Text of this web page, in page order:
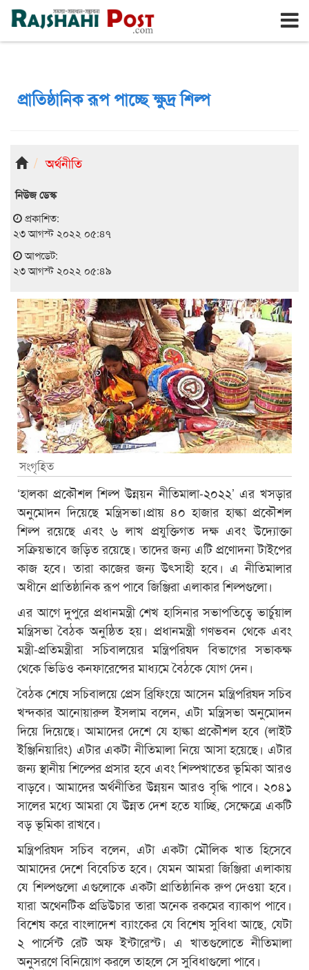
রাজশাহী রবিবার, ৯ই আগস্ট ২০২৬, ২৬শে শ্রাবণ ১৪৩৩
প্রাতিষ্ঠানিক রূপ পাচ্ছে ক্ষুদ্র শিল্প
অর্থনীতি
নিউজ ডেস্ক
প্রকাশিত:
২৩ আগস্ট ২০২২ ০৫:৪৭
আপডেট:
২৩ আগস্ট ২০২২ ০৫:৪৯
সংগৃহিত
‘হালকা প্রকৌশল শিল্প উন্নয়ন নীতিমালা-২০২২’ এর খসড়ার
অনুমোদন দিয়েছে মন্ত্রিসভা।প্রায় ৪০ হাজার হাল্কা প্রকৌশল
শিল্প রয়েছে এবং ৬ লাখ প্রযুক্তিগত দক্ষ এবং উদ্যোক্তা
সক্রিয়ভাবে জড়িত রয়েছে। তাদের জন্য এটি প্রণোদনা টাইপের
কাজ হবে। তারা কাজের জন্য উৎসাহী হবে। এ নীতিমালার
অধীনে প্রাতিষ্ঠানিক রূপ পাবে জিঞ্জিরা এলাকার শিল্পগুলো।
এর আগে দুপুরে প্রধানমন্ত্রী শেখ হাসিনার সভাপতিত্বে ভার্চুয়াল
মন্ত্রিসভা বৈঠক অনুষ্ঠিত হয়। প্রধানমন্ত্রী গণভবন থেকে এবং
মন্ত্রী-প্রতিমন্ত্রীরা সচিবালয়ের মন্ত্রিপরিষদ বিভাগের সভাকক্ষ
থেকে ভিডিও কনফারেন্সের মাধ্যমে বৈঠকে যোগ দেন।
বৈঠক শেষে সচিবালয়ে প্রেস ব্রিফিংয়ে আসেন মন্ত্রিপরিষদ সচিব
খন্দকার আনোয়ারুল ইসলাম বলেন, এটা মন্ত্রিসভা অনুমোদন
দিয়ে দিয়েছে। আমাদের দেশে যে হাল্কা প্রকৌশল হবে (লাইট
ইঞ্জিনিয়ারিং) এটার একটা নীতিমালা নিয়ে আসা হয়েছে। এটার
জন্য স্থানীয় শিল্পের প্রসার হবে এবং শিল্পখাতের ভূমিকা আরও
বাড়বে। আমাদের অর্থনীতির উন্নয়ন আরও বৃদ্ধি পাবে। ২০৪১
সালের মধ্যে আমরা যে উন্নত দেশ হতে যাচ্ছি, সেক্ষেত্রে একটি
বড় ভূমিকা রাখবে।
মন্ত্রিপরিষদ সচিব বলেন, এটা একটা মৌলিক খাত হিসেবে
আমাদের দেশে বিবেচিত হবে। যেমন আমরা জিঞ্জিরা এলাকায়
যে শিল্পগুলো এগুলোকে একটা প্রাতিষ্ঠানিক রুপ দেওয়া হবে।
যারা অথেনটিক প্রডিউচার তারা অনেক রকমের ব্যাকাপ পাবে।
বিশেষ করে বাংলাদেশ ব্যাংকের যে বিশেষ সুবিধা আছে, যেটা
২ পার্সেন্ট রেট অফ ইন্টারেস্ট। এ খাতগুলোতে নীতিমালা
অনুসরণে বিনিয়োগ করলে তাহলে সে সুবিধাগুলো পাবে।